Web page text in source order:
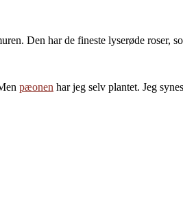
Den har de fineste lyserøde roser,
pæonen har jeg selv plantet. Jeg